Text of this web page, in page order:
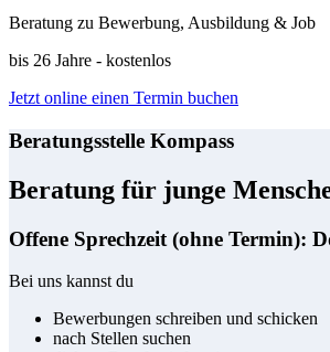
Beratung zu Bewerbung, Ausbildung & Job
bis 26 Jahre - kostenlos
Jetzt online einen Termin buchen
Beratungsstelle Kompass
Beratung für junge
Offene Sprechzeit (ohne Termin):
Bei uns kannst du
Bewerbungen schreiben und schicken
nach Stellen suchen